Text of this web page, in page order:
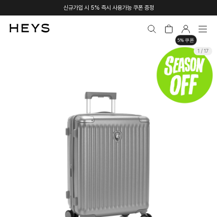
신규가입 시 5% 즉시 사용가능 쿠폰 증정
5% 쿠폰
1 / 17